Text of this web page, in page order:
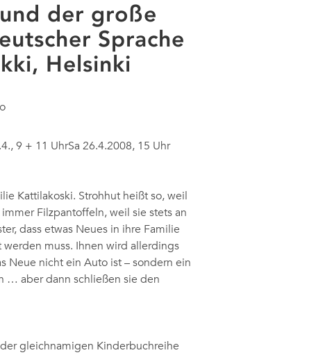
der große
Sprache
Helsinki
9 + 11 UhrSa 26.4.2008, 15 Uhr
Kattilakoski. Strohhut heißt so, weil
Filzpantoffeln, weil sie stets an
dass etwas Neues in ihre Familie
muss. Ihnen wird allerdings
nicht ein Auto ist – sondern ein
… aber dann schließen sie den
gleichnamigen Kinderbuchreihe